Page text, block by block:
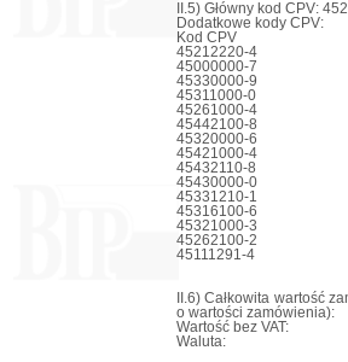
II.5) Główny kod CPV:
Dodatkowe kody CPV:
Kod CPV
45212220-4
45000000-7
45330000-9
45311000-0
45261000-4
45442100-8
45320000-6
45421000-4
45432110-8
45430000-0
45331210-1
45316100-6
45321000-3
45262100-2
45111291-4
II.6) Całkowita wartość
o wartości zamówienia):
Wartość bez VAT:
Waluta: